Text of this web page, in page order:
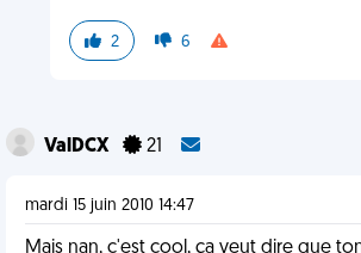
2 6
ValDCX 21
mardi 15 juin 2010 14:47
Mais nan, c'est cool, ça veut dire que